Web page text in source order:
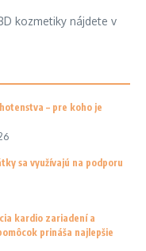
kozmetiky nájdete v
– pre koho je
sa využívajú na podporu
kardio zariadení a
prináša najlepšie